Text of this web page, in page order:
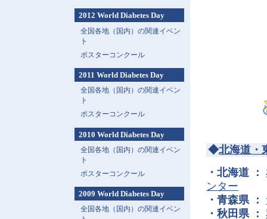
◆北海道・
・北海道 ：
ンター
・青森県 ：
・秋田県 ：
2012 World Diabetes Day
全国各地（国内）の関連イベン
ト
ポスターコンクール
2011 World Diabetes Day
全国各地（国内）の関連イベン
ト
ポスターコンクール
2010 World Diabetes Day
全国各地（国内）の関連イベン
ト
ポスターコンクール
2009 World Diabetes Day
全国各地（国内）の関連イベン